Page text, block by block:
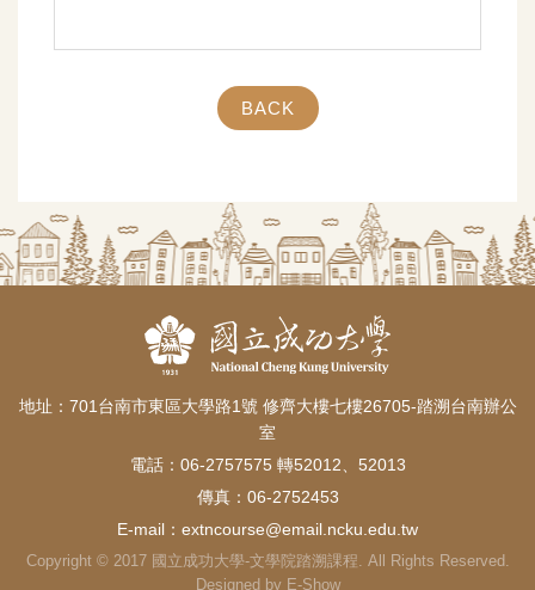
BACK
地址：701台南市東區大學路1號 修齊大樓七樓26705-踏溯台南辦公
室
電話：06-2757575 轉52012、52013
傳真：06-2752453
E-mail： extncourse@email.ncku.edu.tw
Copyright © 2017 國立成功大學-文學院踏溯課程. All Rights Reserved.
Designed by E-Show